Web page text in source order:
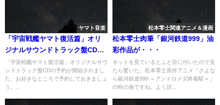
ヤマト音楽
「宇宙戦艦ヤマト復活篇」オリ
ジナルサウンドトラック盤CDが
予約開始
「宇宙戦艦ヤマト復活篇」オリジナルサウ
ンドトラック盤CDの予約が開始されまし
た。お好きなところで予約しておきましょ
う。...
松本零士関連アニメ＆漫画
松本零士肉筆「銀河鉄道999」油
彩作品が・・・
ネットを見ているとふと目に付いたので見
たら驚いた。松本零士原作アニメ「さよな
ら銀河鉄道999 ＝アンドロメダ終着駅＝」
の時の画ですね。よく詳...